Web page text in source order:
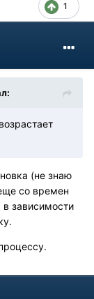
1
(не знаю
со времен
зависимости